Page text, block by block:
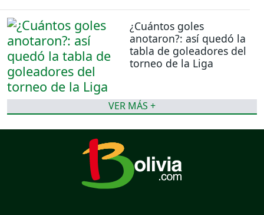
¿Cuántos goles
anotaron?: así quedó la
tabla de goleadores del
torneo de la Liga
VER MÁS +